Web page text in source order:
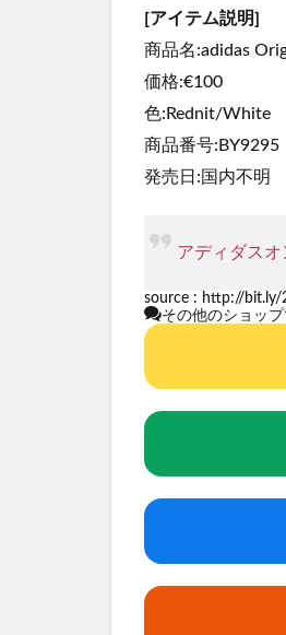
[アイテム説明]
商品名:adidas
価格:€100
色:Rednit/White
商品番号:BY9295
発売日:国内不明
アディダス
source : http://bit.ly/
その他のショッ